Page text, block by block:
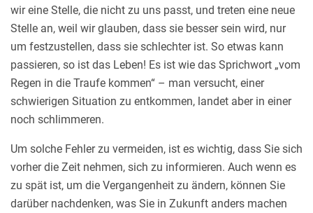
wir eine Stelle, die nicht zu uns passt, und treten eine neue
Stelle an, weil wir glauben, dass sie besser sein wird, nur
um festzustellen, dass sie schlechter ist. So etwas kann
passieren, so ist das Leben! Es ist wie das Sprichwort „vom
Regen in die Traufe kommen“ – man versucht, einer
schwierigen Situation zu entkommen, landet aber in einer
noch schlimmeren.
Um solche Fehler zu vermeiden, ist es wichtig, dass Sie sich
vorher die Zeit nehmen, sich zu informieren. Auch wenn es
zu spät ist, um die Vergangenheit zu ändern, können Sie
darüber nachdenken, was Sie in Zukunft anders machen